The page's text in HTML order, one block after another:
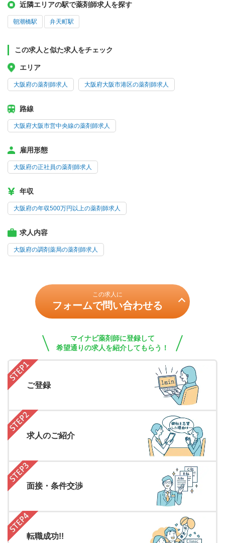
近隣エリアの駅で薬剤師求人を探す
朝潮橋駅 弁天町駅
この求人と似た求人をチェック
エリア
大阪府の薬剤師求人 大阪府大阪市港区の薬剤師求人
路線
大阪府大阪市営中央線の薬剤師求人
雇用形態
大阪府の正社員の薬剤師求人
年収
大阪府の年収500万円以上の薬剤師求人
求人内容
大阪府の調剤薬局の薬剤師求人
この求人に
フォームで問い合わせる
マイナビ薬剤師に登録して
希望通りの求人を紹介してもらう！
ご登録
求人のご紹介
面接・条件交渉
転職成功!!